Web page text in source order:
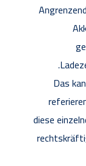
Das
diese